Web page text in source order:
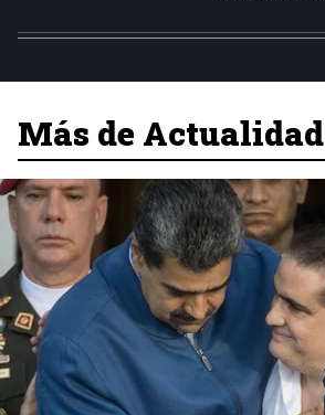
Más de Actualidad